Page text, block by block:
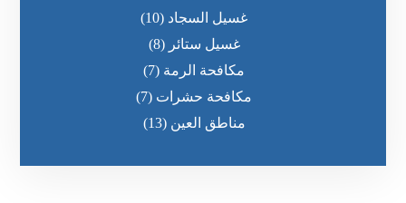
غسيل السجاد (10)
غسيل ستائر (8)
مكافحة الرمة (7)
مكافحة حشرات (7)
مناطق العين (13)